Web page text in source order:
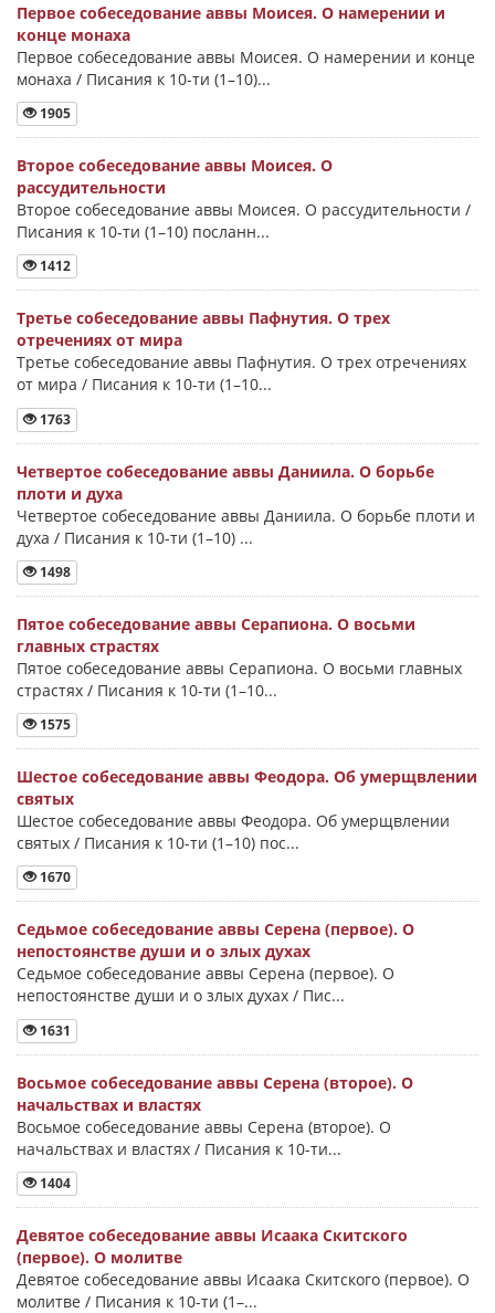
Первое собеседование аввы Моисея. О намерении и
конце монаха
Первое собеседование аввы Моисея. О намерении и конце
монаха / Писания к 10-ти (1–10)...
1905
Второе собеседование аввы Моисея. О
рассудительности
Второе собеседование аввы Моисея. О рассудительности /
Писания к 10-ти (1–10) посланн...
1412
Третье собеседование аввы Пафнутия. О трех
отречениях от мира
Третье собеседование аввы Пафнутия. О трех отречениях
от мира / Писания к 10-ти (1–10...
1763
Четвертое собеседование аввы Даниила. О борьбе
плоти и духа
Четвертое собеседование аввы Даниила. О борьбе плоти и
духа / Писания к 10-ти (1–10) ...
1498
Пятое собеседование аввы Серапиона. О восьми
главных страстях
Пятое собеседование аввы Серапиона. О восьми главных
страстях / Писания к 10-ти (1–10...
1575
Шестое собеседование аввы Феодора. Об умерщвлении
святых
Шестое собеседование аввы Феодора. Об умерщвлении
святых / Писания к 10-ти (1–10) пос...
1670
Седьмое собеседование аввы Серена (первое). О
непостоянстве души и о злых духах
Седьмое собеседование аввы Серена (первое). О
непостоянстве души и о злых духах / Пис...
1631
Восьмое собеседование аввы Серена (второе). О
начальствах и властях
Восьмое собеседование аввы Серена (второе). О
начальствах и властях / Писания к 10-ти...
1404
Девятое собеседование аввы Исаака Скитского
(первое). О молитве
Девятое собеседование аввы Исаака Скитского (первое). О
молитве / Писания к 10-ти (1–...